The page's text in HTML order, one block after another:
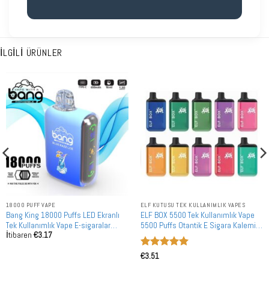
İLGILI ÜRÜNLER
18000 PUFF VAPE
Bang King 18000 Puffs LED Ekranlı
Tek Kullanımlık Vape E-sigaralar
Toplu Alım
İtibaren €3.17
ELF KUTUSU TEK KULLANIMLIK VAPES
ELF BOX 5500 Tek Kullanımlık Vape
5500 Puffs Otantik E Sigara Kalemi
Toptan Satış
5 üzerinden
€3.51